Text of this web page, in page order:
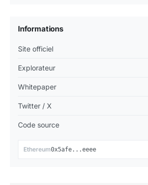
Informations
Site officiel
Explorateur
Whitepaper
Twitter / X
Code source
Ethereum0x5afe...eeee